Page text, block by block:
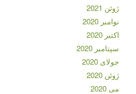
ژوئن 2021
نوامبر 2020
اکتبر 2020
سپتامبر 2020
جولای 2020
ژوئن 2020
می 2020